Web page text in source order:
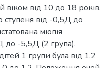
віком від 10 до 18 років.
ступеня від -0,5Д до
міопія
до -5,5Д (2 група).
1 групи була від 1,2